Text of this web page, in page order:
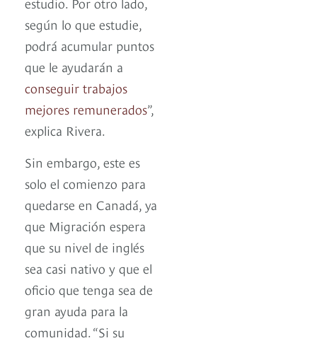
según lo que estudie,
podrá acumular puntos
que le ayudarán a
conseguir trabajos
mejores remunerados”,
explica Rivera.
Sin embargo, este es
solo el comienzo para
quedarse en Canadá, ya
que Migración espera
que su nivel de inglés
sea casi nativo y que el
oficio que tenga sea de
gran ayuda para la
comunidad. “Si su